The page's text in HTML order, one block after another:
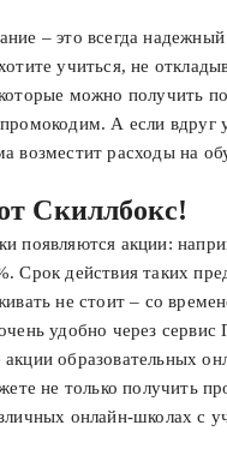
– это всегда
учиться, не
можно получить
А если вдруг
возместит расходы на
Скиллбокс!
появляются акции:
Срок действия таких
не стоит – со
удобно через
образовательных
не только получить
онлайн-школах с